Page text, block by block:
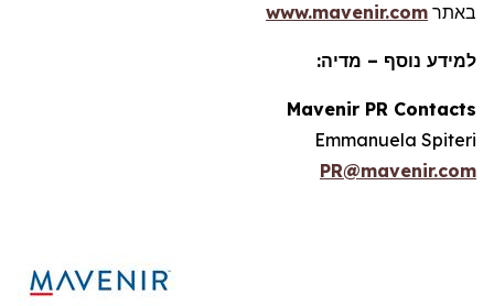
באתר www.mavenir.com
למידע נוסף – מדיה:
Mavenir PR Contacts
Emmanuela Spiteri
PR@mavenir.com